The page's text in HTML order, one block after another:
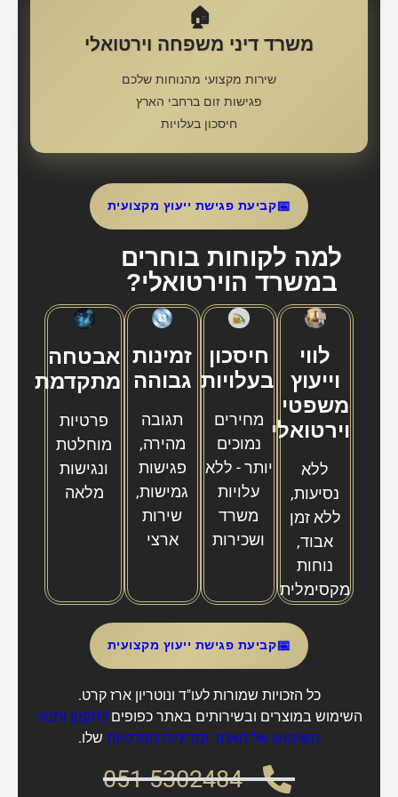
משרד דיני משפחה וירטואלי
שירות מקצועי מהנוחות שלכם
חיסכון בעלויות
למה לקוחות בוחרים
במשרד הוירטואלי?
לווי
וייעוץ
משפטי
וירטואלי
ללא
ללא זמן
אבוד,
נוחות
מקסימלית
חיסכון
מחירים
יותר - ללא
עלויות
משרד
ושכירות
זמינות
תגובה
פגישות
גמישות,
שירות
ארצי
אבטחה
פרטיות
ונגישות
מלאה
📅 קביעת פגישת ייעוץ מקצועית
כל הזכויות שמורות לעו"ד ונוטריון ארז קרט.
השימוש של האתר ומדיניות הפרטיות שלו.
051-5302484